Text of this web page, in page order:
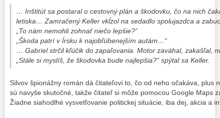
… Inštitút sa postaral o cestovný plán a škodovku, čo na nich
letiska… Zamračený Keller vkĺzol na sedadlo spolujazdca a
„To nám nemohli zohnať niečo lepšie?“
„Škoda patrí v Írsku k najobľúbenejším autám…“
… Gabriel strčil kľúčik do zapaľovania. Motor zaváhal, zakašľal,
„Stále si myslíš, že škodovka bude najlepšia?“ spýtal sa Keller.
Silvov špionážny román dá čitateľovi to, čo od neho očakáva, plus
sú navyše skutočné, takže čitateľ si môže pomocou Google Maps
Žiadne siahodlhé vysvetľovanie politickej situácie, iba dej, akcia a